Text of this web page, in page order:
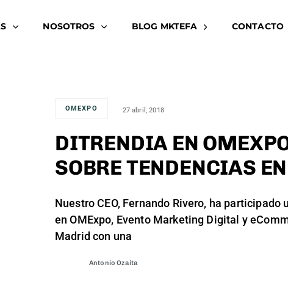
NOSOTROS BLOG MKTEFA CONTACTO
OMEXPO 27 abril, 2018
DITRENDIA EN
SOBRE TENDENCIAS
Nuestro CEO, Fernando Rivero, ha participado
en OMExpo, Evento Marketing Digital y
Madrid con una
Antonio Ozaita